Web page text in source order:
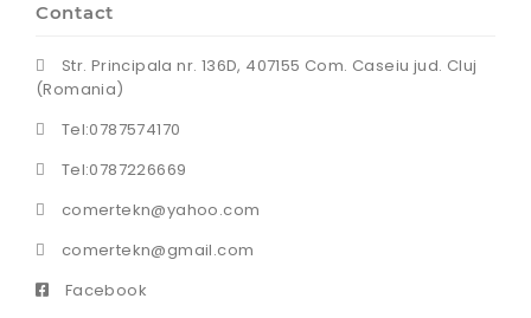
Contact
Str. Principala nr. 136D, 407155 Com. Caseiu jud. Cluj
(Romania)
Tel:0787574170
Tel:0787226669
comertekn@yahoo.com
comertekn@gmail.com
Facebook